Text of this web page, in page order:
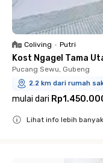
Coliving • Putri
Kost Ngagel Tama
Pucang Sewu, Gubeng
2.2 km dari rumah
mulai dari
Lihat info lebih banyak